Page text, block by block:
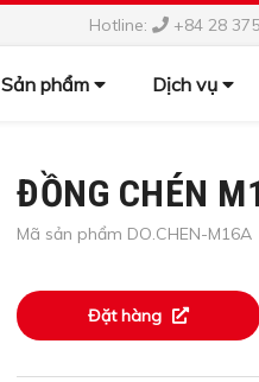
Hotline: +84 28
Sản phẩm Dịch vụ
ĐỒNG CHÉN
Mã sản phẩm DO.CHEN-M16A
Đặt hàng